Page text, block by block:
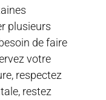
plusieurs
de faire
votre
respectez
restez